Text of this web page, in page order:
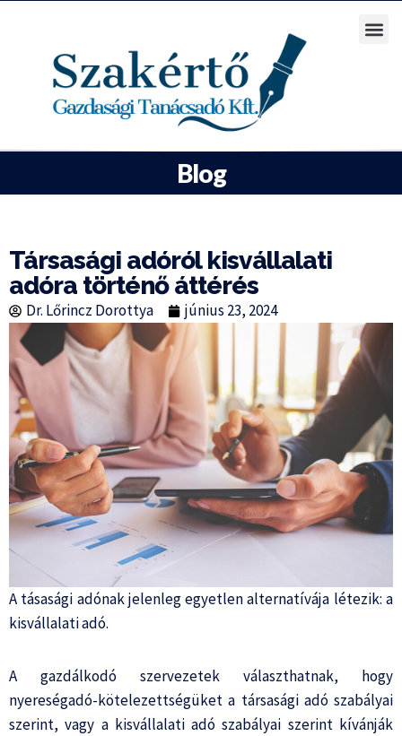
Blog
Társasági adóról kisvállalati
adóra történő áttérés
Dr. Lőrincz Dorottya június 23, 2024
A tásasági adónak jelenleg egyetlen alternatívája létezik: a
kisvállalati adó.
A gazdálkodó szervezetek választhatnak, hogy
nyereségadó-kötelezettségüket a társasági adó szabályai
szerint, vagy a kisvállalati adó szabályai szerint kívánják